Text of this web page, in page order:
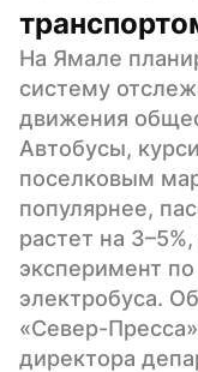
На Ямале
систему
движения
Автобусы,
поселковым
популярнее,
растет на
эксперимент
электробуса.
«Север-
директора